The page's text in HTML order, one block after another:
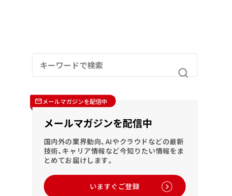
メールマガジンを配信中
メールマガジンを配信中
国内外の業界動向、AIやクラウドなどの最新
技術、キャリア情報など今知りたい情報をま
とめてお届けします。
いますぐご登録